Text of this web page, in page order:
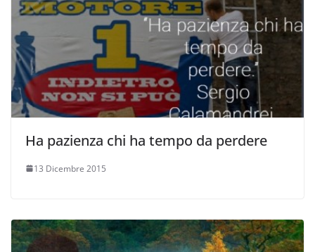
Ha pazienza chi ha tempo da perdere
13 Dicembre 2015